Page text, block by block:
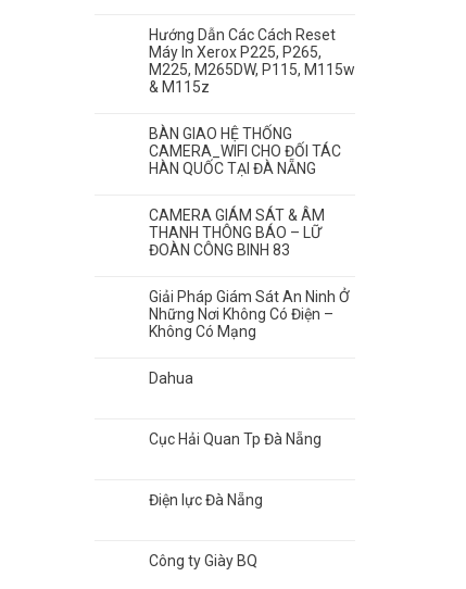
Hướng Dẫn Các Cách Reset
Máy In Xerox P225, P265,
M225, M265DW, P115, M115w
& M115z
BÀN GIAO HỆ THỐNG
CAMERA_WIFI CHO ĐỐI TÁC
HÀN QUỐC TẠI ĐÀ NẴNG
CAMERA GIÁM SÁT & ÂM
THANH THÔNG BÁO – LỮ
ĐOÀN CÔNG BINH 83
Giải Pháp Giám Sát An Ninh Ở
Những Nơi Không Có Điện –
Không Có Mạng
Dahua
Cục Hải Quan Tp Đà Nẵng
Điện lực Đà Nẵng
Công ty Giày BQ